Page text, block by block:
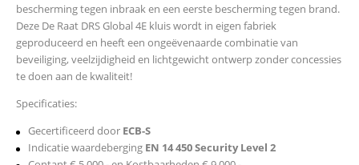
bescherming tegen inbraak en een eerste bescherming tegen brand.
Deze De Raat DRS Global 4E kluis wordt in eigen fabriek
geproduceerd en heeft een ongeëvenaarde combinatie van
beveiliging, veelzijdigheid en lichtgewicht ontwerp zonder concessies
te doen aan de kwaliteit!
Specificaties:
Gecertificeerd door ECB-S
Indicatie waardeberging EN 14 450 Security Level 2